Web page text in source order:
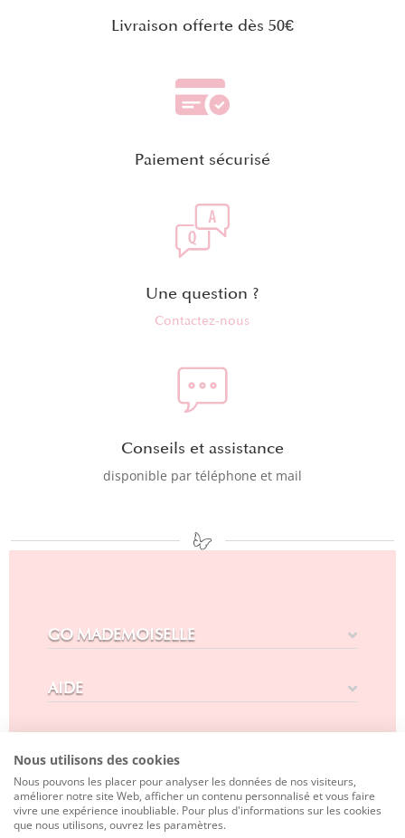
Livraison offerte dès 50€
Paiement sécurisé
Une question ?
Contactez-nous
Conseils et assistance
disponible par téléphone et mail
GO MADEMOISELLE
AIDE
SUIVEZ-NOUS
Nous utilisons des cookies
Nous pouvons les placer pour analyser les données de nos visiteurs,
améliorer notre site Web, afficher un contenu personnalisé et vous faire
vivre une expérience inoubliable. Pour plus d'informations sur les cookies
que nous utilisons, ouvrez les paramètres.